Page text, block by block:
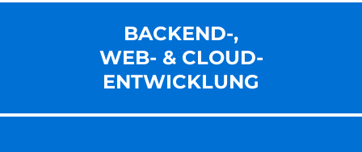
BACKEND-,
WEB- & CLOUD-
ENT­WICKLUNG